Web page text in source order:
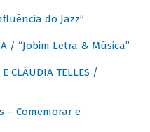
do Jazz”
/ “Jobim Letra & Música”
CLÁUDIA TELLES /
– Comemorar e